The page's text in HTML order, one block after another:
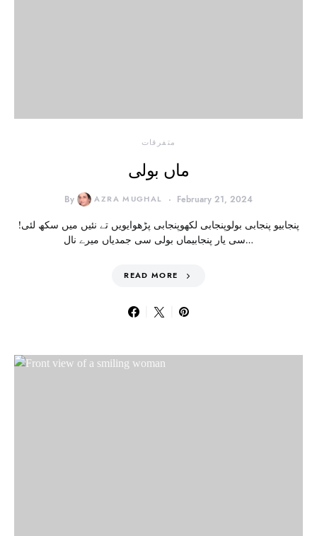
متفرقات
ماں بولی
By AZRA MUGHAL February 21, 2024
!پنجابیو پنجابی بولوپنجابی لکھوپنجابی پڑھوایویں تے نئیں میں سکھ لئی
سی یار پنجابیماں بولی سی جمدیاں میرے نال…
READ MORE